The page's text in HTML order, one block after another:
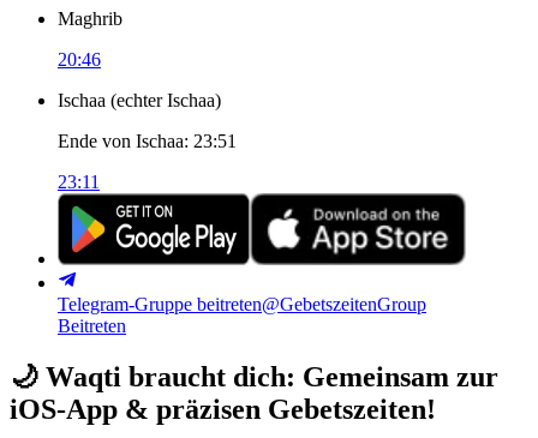
Maghrib
20:46
Ischaa (echter Ischaa)
Ende von Ischaa: 23:51
23:11
Telegram-Gruppe beitreten@GebetszeitenGroup
Beitreten
🌙 Waqti braucht dich: Gemeinsam zur
iOS-App & präzisen Gebetszeiten!